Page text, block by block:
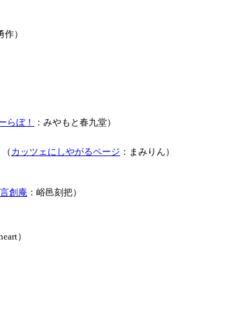
作）
らぼ！ ：みやもと春九堂）
（ カッツェにしやがるページ ：まみりん）
言創庵 ：峪邑刻把）
）